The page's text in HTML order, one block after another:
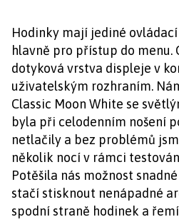
Hodinky mají jediné
hlavně pro přístup do menu.
dotyková vrstva displeje v
uživatelským rozhraním.
Classic Moon White se
byla při celodenním nošení
netlačily a bez problémů
několik nocí v rámci
Potěšila nás možnost
stačí stisknout nenápadné
spodní straně hodinek a